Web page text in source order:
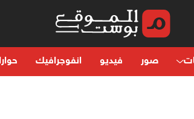
صور فيديو انفوجرافيك